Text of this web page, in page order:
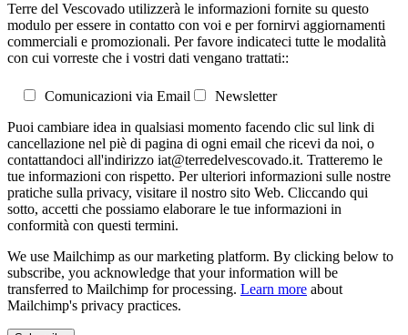
Terre del Vescovado utilizzerà le informazioni fornite su questo
modulo per essere in contatto con voi e per fornirvi aggiornamenti
commerciali e promozionali. Per favore indicateci tutte le modalità
con cui vorreste che i vostri dati vengano trattati::
Comunicazioni via Email
Newsletter
Puoi cambiare idea in qualsiasi momento facendo clic sul link di
cancellazione nel piè di pagina di ogni email che ricevi da noi, o
contattandoci all'indirizzo iat@terredelvescovado.it. Tratteremo le
tue informazioni con rispetto. Per ulteriori informazioni sulle nostre
pratiche sulla privacy, visitare il nostro sito Web. Cliccando qui
sotto, accetti che possiamo elaborare le tue informazioni in
conformità con questi termini.
We use Mailchimp as our marketing platform. By clicking below to
subscribe, you acknowledge that your information will be
transferred to Mailchimp for processing. Learn more about
Mailchimp's privacy practices.